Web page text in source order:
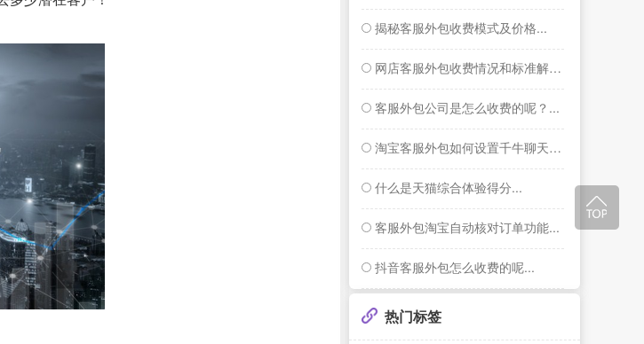
揭秘客服外包收费模式及价格...
网店客服外包收费情况和标准解答...
客服外包公司是怎么收费的呢？...
淘宝客服外包如何设置千牛聊天窗口右侧的智...
什么是天猫综合体验得分...
客服外包淘宝自动核对订单功能...
抖音客服外包怎么收费的呢...
热门标签